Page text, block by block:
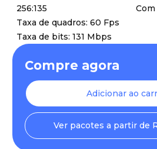
256:135
Taxa de quadros: 60 Fps
Taxa de bits: 131 Mbps
Compre agora
Adicionar ao
Ver pacotes a partir de